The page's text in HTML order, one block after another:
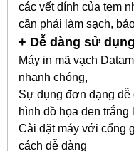
các vết dính của tem
cần phải làm sạch,
+ Dễ dàng sử
Máy in mã vạch
nhanh chóng,
Sự dụng đơn dạng
hình đồ họa đen trắng
Cài đặt máy với cổng
cách dễ dàng